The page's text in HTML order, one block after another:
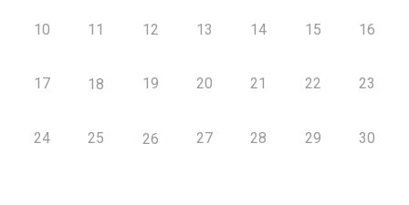
10 11 12 13 14 15 16
17 18 19 20 21 22 23
24 25 26 27 28 29 30